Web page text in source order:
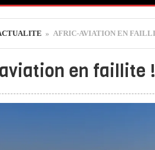
» AFRIC-AVIATION EN
en faillite !